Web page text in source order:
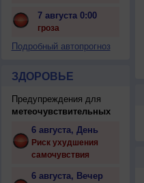
7 августа 0:00
гроза
Подробный автопрогноз
ЗДОРОВЬЕ
Предупреждения для
метеочувствительных
6 августа, День
Риск ухудшения
самочувствия
6 августа, Вечер